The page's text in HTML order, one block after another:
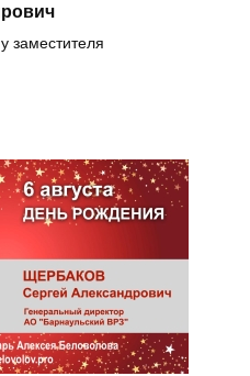
заместителя